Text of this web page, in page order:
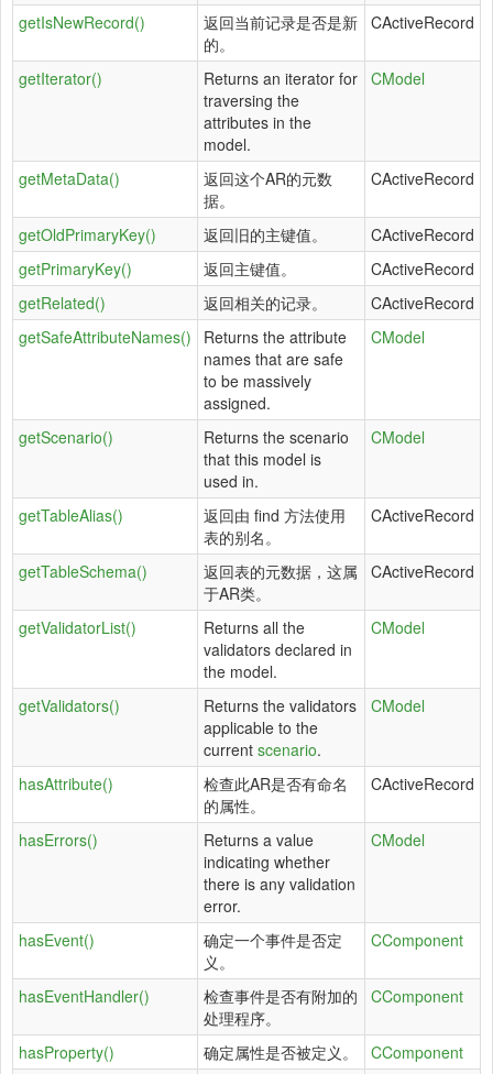
getIsNewRecord()
返回当前记录是否是新
的。
CActiveRecord
getIterator()
Returns an iterator for
traversing the
attributes in the
model.
CModel
getMetaData()
返回这个AR的元数
据。
CActiveRecord
getOldPrimaryKey() 返回旧的主键值。
CActiveRecord
getPrimaryKey()
返回主键值。
CActiveRecord
getRelated()
返回相关的记录。
CActiveRecord
getSafeAttributeNames()
Returns the attribute
names that are safe
to be massively
assigned.
CModel
getScenario()
Returns the scenario
that this model is
used in.
CModel
getTableAlias()
返回由 find 方法使用
表的别名。
CActiveRecord
getTableSchema()
返回表的元数据，这属
于AR类。
CActiveRecord
getValidatorList()
Returns all the
validators declared in
the model.
CModel
getValidators()
Returns the validators
applicable to the
current scenario.
CModel
hasAttribute()
检查此AR是否有命名
的属性。
CActiveRecord
hasErrors()
Returns a value
indicating whether
there is any validation
error.
CModel
hasEvent()
确定一个事件是否定
义。
CComponent
hasEventHandler()
检查事件是否有附加的
处理程序。
CComponent
hasProperty() 确定属性是否被定义。
CComponent